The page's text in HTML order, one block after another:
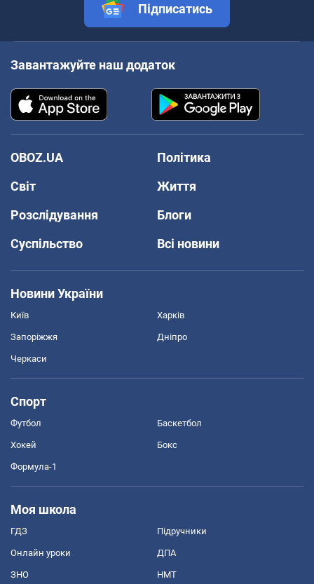
Підписатись
Завантажуйте наш додаток
OBOZ.UA
Політика
Світ
Життя
Розслідування
Блоги
Суспільство
Всі новини
Новини України
Київ Харків
Запоріжжя Дніпро
Черкаси
Спорт
Футбол Баскетбол
Хокей Бокс
Формула-1
Моя школа
ГДЗ Підручники
Онлайн уроки ДПА
ЗНО НМТ